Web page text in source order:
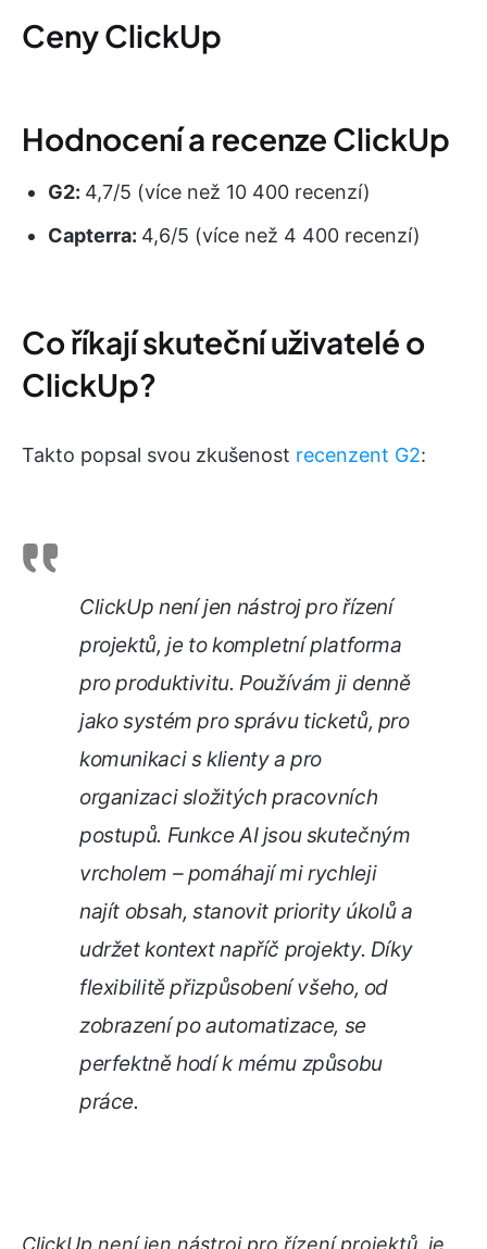
Ceny ClickUp
Hodnocení a recenze ClickUp
G2: 4,7/5 (více než 10 400 recenzí)
Capterra: 4,6/5 (více než 4 400 recenzí)
Co říkají skuteční uživatelé o
ClickUp?
Takto popsal svou zkušenost recenzent G2:
ClickUp není jen nástroj pro řízení
projektů, je to kompletní platforma
pro produktivitu. Používám ji denně
jako systém pro správu ticketů, pro
komunikaci s klienty a pro
organizaci složitých pracovních
postupů. Funkce AI jsou skutečným
vrcholem – pomáhají mi rychleji
najít obsah, stanovit priority úkolů a
udržet kontext napříč projekty. Díky
flexibilitě přizpůsobení všeho, od
zobrazení po automatizace, se
perfektně hodí k mému způsobu
práce.
ClickUp není jen nástroj pro řízení projektů, je